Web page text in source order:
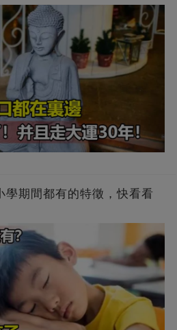
學期間都有的特徵，快看看